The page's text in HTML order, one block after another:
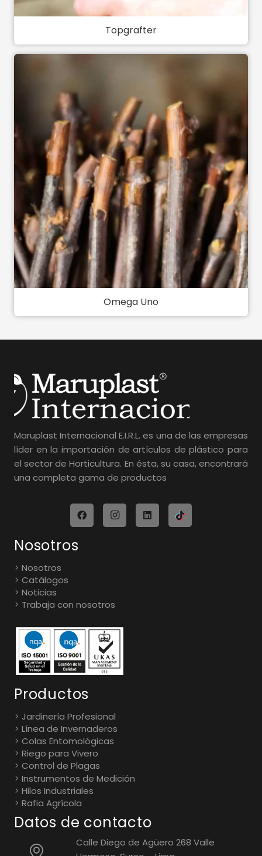
Topgrafter
Omega Uno
Maruplast Internacional E.I.R.L. es una de las empresas
líder en la importación de artículos de plástico para
el sector de Horticultura. En ésta, su casa, encontrará
una completa gama de productos
Nosotros
Nosotros
Catálogos
Noticias
Trabaja con nosotros
Productos
Jardinería Profesional
Línea de Invernaderos
Colas Entomológicas
Riego para Vivero
Control de Plagas
Instrumentos de Medición
Hilos Industriales
Rafia Agrícola
Datos de contacto
Calle Diego de Agüero 268 Valle